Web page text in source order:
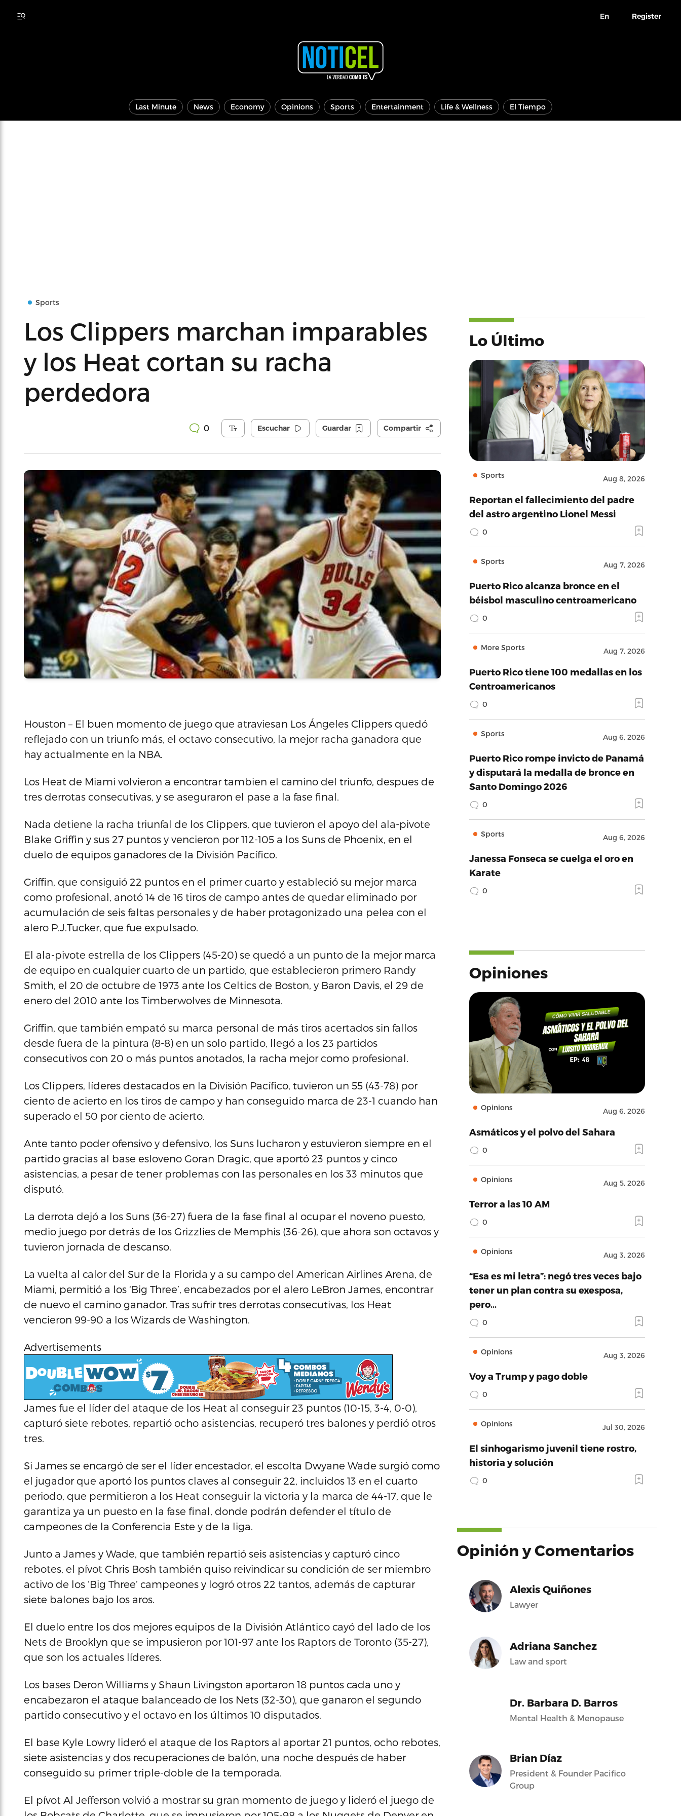
En Register
Last Minute News Economy Opinions Sports Entertainment Life & Wellness El Tiempo
Sports
Los Clippers marchan imparables
y los Heat cortan su racha
perdedora
0 Escuchar Guardar Compartir
Houston – El buen momento de juego que atraviesan Los Ángeles Clippers quedó
reflejado con un triunfo más, el octavo consecutivo, la mejor racha ganadora que
hay actualmente en la NBA.
Los Heat de Miami volvieron a encontrar tambien el camino del triunfo, despues de
tres derrotas consecutivas, y se aseguraron el pase a la fase final.
Nada detiene la racha triunfal de los Clippers, que tuvieron el apoyo del ala-pivote
Blake Griffin y sus 27 puntos y vencieron por 112-105 a los Suns de Phoenix, en el
duelo de equipos ganadores de la División Pacífico.
Griffin, que consiguió 22 puntos en el primer cuarto y estableció su mejor marca
como profesional, anotó 14 de 16 tiros de campo antes de quedar eliminado por
acumulación de seis faltas personales y de haber protagonizado una pelea con el
alero P.J.Tucker, que fue expulsado.
El ala-pivote estrella de los Clippers (45-20) se quedó a un punto de la mejor marca
de equipo en cualquier cuarto de un partido, que establecieron primero Randy
Smith, el 20 de octubre de 1973 ante los Celtics de Boston, y Baron Davis, el 29 de
enero del 2010 ante los Timberwolves de Minnesota.
Griffin, que también empató su marca personal de más tiros acertados sin fallos
desde fuera de la pintura (8-8) en un solo partido, llegó a los 23 partidos
consecutivos con 20 o más puntos anotados, la racha mejor como profesional.
Los Clippers, líderes destacados en la División Pacífico, tuvieron un 55 (43-78) por
ciento de acierto en los tiros de campo y han conseguido marca de 23-1 cuando han
superado el 50 por ciento de acierto.
Ante tanto poder ofensivo y defensivo, los Suns lucharon y estuvieron siempre en el
partido gracias al base esloveno Goran Dragic, que aportó 23 puntos y cinco
asistencias, a pesar de tener problemas con las personales en los 33 minutos que
disputó.
La derrota dejó a los Suns (36-27) fuera de la fase final al ocupar el noveno puesto,
medio juego por detrás de los Grizzlies de Memphis (36-26), que ahora son octavos y
tuvieron jornada de descanso.
La vuelta al calor del Sur de la Florida y a su campo del American Airlines Arena, de
Miami, permitió a los ‘Big Three’, encabezados por el alero LeBron James, encontrar
de nuevo el camino ganador. Tras sufrir tres derrotas consecutivas, los Heat
vencieron 99-90 a los Wizards de Washington.
Advertisements
James fue el líder del ataque de los Heat al conseguir 23 puntos (10-15, 3-4, 0-0),
capturó siete rebotes, repartió ocho asistencias, recuperó tres balones y perdió otros
tres.
Si James se encargó de ser el líder encestador, el escolta Dwyane Wade surgió como
el jugador que aportó los puntos claves al conseguir 22, incluidos 13 en el cuarto
periodo, que permitieron a los Heat conseguir la victoria y la marca de 44-17, que le
garantiza ya un puesto en la fase final, donde podrán defender el título de
campeones de la Conferencia Este y de la liga.
Junto a James y Wade, que también repartió seis asistencias y capturó cinco
rebotes, el pívot Chris Bosh también quiso reivindicar su condición de ser miembro
activo de los ‘Big Three’ campeones y logró otros 22 tantos, además de capturar
siete balones bajo los aros.
El duelo entre los dos mejores equipos de la División Atlántico cayó del lado de los
Nets de Brooklyn que se impusieron por 101-97 ante los Raptors de Toronto (35-27),
que son los actuales líderes.
Los bases Deron Williams y Shaun Livingston aportaron 18 puntos cada uno y
encabezaron el ataque balanceado de los Nets (32-30), que ganaron el segundo
partido consecutivo y el octavo en los últimos 10 disputados.
El base Kyle Lowry lideró el ataque de los Raptors al aportar 21 puntos, ocho rebotes,
siete asistencias y dos recuperaciones de balón, una noche después de haber
conseguido su primer triple-doble de la temporada.
El pívot Al Jefferson volvió a mostrar su gran momento de juego y lideró el juego de
Lo Último
Sports Aug 8, 2026
Reportan el fallecimiento del padre
del astro argentino Lionel Messi
0
Sports Aug 7, 2026
Puerto Rico alcanza bronce en el
béisbol masculino centroamericano
0
More Sports Aug 7, 2026
Puerto Rico tiene 100 medallas en los
Centroamericanos
0
Sports Aug 6, 2026
Puerto Rico rompe invicto de Panamá
y disputará la medalla de bronce en
Santo Domingo 2026
0
Sports Aug 6, 2026
Janessa Fonseca se cuelga el oro en
Karate
0
Opiniones
Opinions Aug 6, 2026
Asmáticos y el polvo del Sahara
0
Opinions Aug 5, 2026
Terror a las 10 AM
0
Opinions Aug 3, 2026
“Esa es mi letra”: negó tres veces bajo
tener un plan contra su exesposa,
pero…
0
Opinions Aug 3, 2026
Voy a Trump y pago doble
0
Opinions Jul 30, 2026
El sinhogarismo juvenil tiene rostro,
historia y solución
0
Opinión y Comentarios
Alexis Quiñones
Lawyer
Adriana Sanchez
Law and sport
Dr. Barbara D. Barros
Mental Health & Menopause
Brian Díaz
President & Founder Pacifico
Group